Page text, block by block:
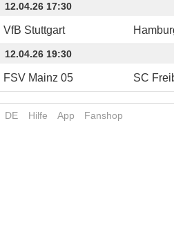
12.04.26 17:30
VfB Stuttgart
12.04.26 19:30
FSV Mainz 05 SC
DE Hilfe App Fanshop